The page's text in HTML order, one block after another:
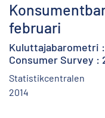
februari
Kuluttajabarometri
Consumer Survey :
Statistikcentralen
2014